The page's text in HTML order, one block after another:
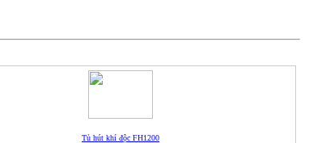
Tủ hút khí độc FH1200